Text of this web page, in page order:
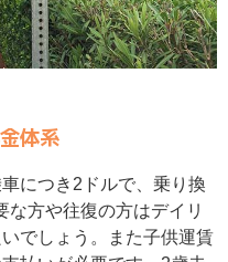
体系
につき2ドルで、乗り換
な方や往復の方はデイリ
でしょう。また子供運賃